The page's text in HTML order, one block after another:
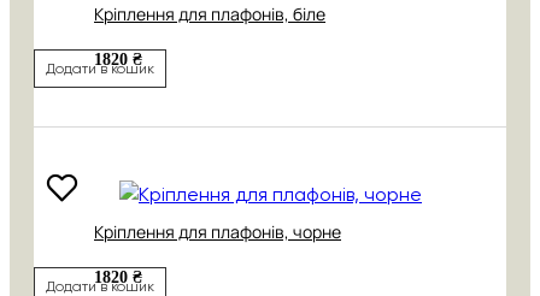
Кріплення для плафонів, біле
1820 ₴
Додати в кошик
Кріплення для плафонів, чорне
1820 ₴
Додати в кошик